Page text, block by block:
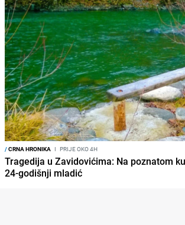
/CRNA HRONIKA I PRIJE OKO 4H
Tragedija u Zavidovićima: Na poznatom
24-godišnji mladić